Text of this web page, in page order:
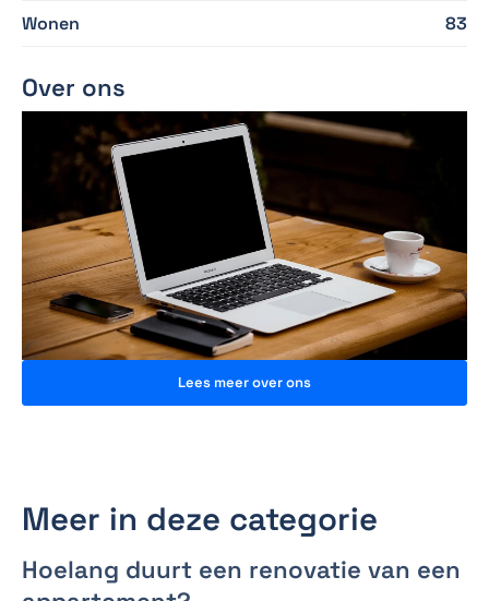
Wonen
83
Over ons
Lees meer over ons
Meer in deze categorie
Hoelang duurt een renovatie van een